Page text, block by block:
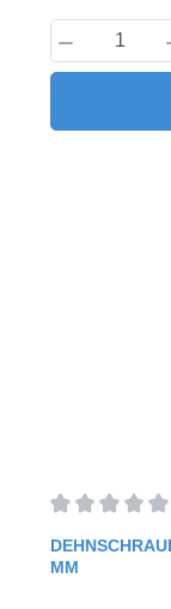
Produkt
MM